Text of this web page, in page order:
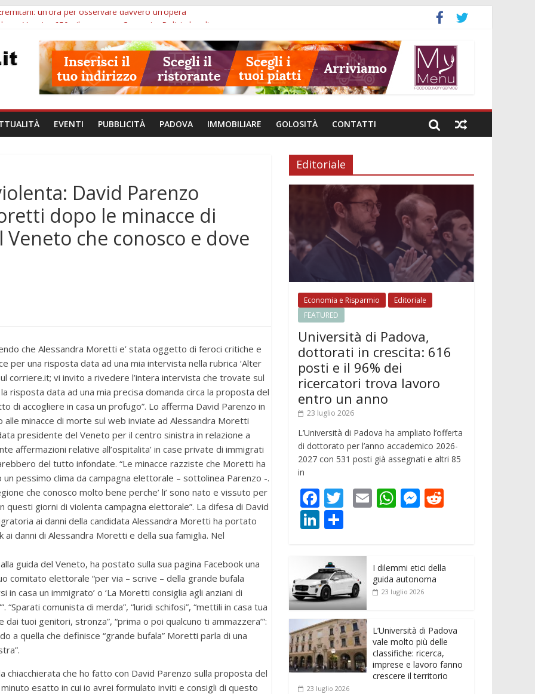
un’ora per osservare davvero un’opera
Padova: più controlli su strade, stazioni e treni
Veneto: 200 euro per l’abbonamento annuale
ore 10: arresto, fermata Busitalia e tregua dal caldo
EVENTI PUBBLICITÀ PADOVA IMMOBILIARE GOLOSITÀ CONTATTI
David Parenzo
dopo le minacce di
che conosco e dove
che Alessandra Moretti e’ stata oggetto di feroci critiche e
per una risposta data ad una mia intervista nella rubrica ‘Alter
corriere.it; vi invito a rivedere l’intera intervista che trovate sul
risposta data ad una mia precisa domanda circa la proposta del
di accogliere in casa un profugo”. Lo afferma David Parenzo in
alle minacce di morte sul web inviate ad Alessandra Moretti
presidente del Veneto per il centro sinistra in relazione a
affermazioni relative all’ospitalita’ in case private di immigrati
del tutto infondate. “Le minacce razziste che Moretti ha
pessimo clima da campagna elettorale – sottolinea Parenzo -.
che conosco molto bene perche’ li’ sono nato e vissuto per
questi giorni di violenta campagna elettorale”. La difesa di David
ai danni della candidata Alessandra Moretti ha portato
danni di Alessandra Moretti e della sua famiglia. Nel
guida del Veneto, ha postato sulla sua pagina Facebook una
comitato elettorale “per via – scrive – della grande bufala
casa un immigrato’ o ‘La Moretti consiglia agli anziani di
comunista di merda”, “luridi schifosi”, “mettili in casa tua
tuoi genitori, stronza”, “prima o poi qualcuno ti ammazzera’”:
a quella che definisce “grande bufala” Moretti parla di una
chiacchierata che ho fatto con David Parenzo sulla proposta del
esatto in cui io avrei formulato inviti e consigli di questo
Editoriale
Economia e Risparmio
Editoriale
FEATURED
Università di Padova,
dottorati in crescita: 616
posti e il 96% dei
ricercatori trova lavoro
entro un anno
23 luglio 2026
L’Università di Padova ha ampliato l’offerta
di dottorato per l’anno accademico 2026-
2027 con 531 posti già assegnati e altri 85
in
F
ac
e
b
o
o
k
T
er
E W
A
p
M
n
g
t
Li
k
e
dI
n
n
di
vi
di
I dilemmi etici della
guida autonoma
23 luglio 2026
L’Università di Padova
vale molto più delle
classifiche: ricerca,
imprese e lavoro fanno
crescere il territorio
23 luglio 2026